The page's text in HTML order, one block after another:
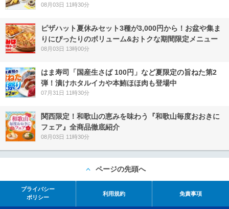
08月03日 11時30分
ピザハット夏休みセット3種が3,000円から！お盆や集ま
りにぴったりのボリューム&おトクな期間限定メニュー
08月03日 13時00分
はま寿司「国産生さば 100円」など夏限定の旨ねた第2
弾！漬けホタルイカや本鮪ほほ肉も登場中
07月31日 11時30分
関西限定！和歌山の恵みを味わう『和歌山毎度おおきに
フェア』全商品徹底紹介
08月03日 11時30分
ページの先頭へ
プライバシー
ポリシー
利用規約 免責事項